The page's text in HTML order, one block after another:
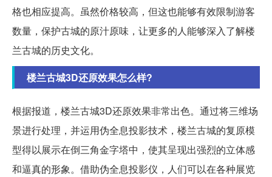
格也相应提高。虽然价格较高，但这也能够有效限制游客
数量，保护古城的原汁原味，让更多的人能够深入了解楼
兰古城的历史文化。
楼兰古城3D还原效果怎么样?
根据报道，楼兰古城3D还原效果非常出色。通过将三维场
景进行处理，并运用伪全息投影技术，楼兰古城的复原模
型得以展示在倒三角金字塔中，使其呈现出强烈的立体感
和逼真的形象。借助伪全息投影仪，人们可以在各种展览